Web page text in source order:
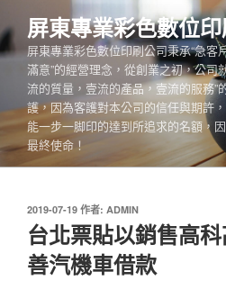
至
主
容
屏東專業彩色數位
屏東專業彩色數位印刷公司秉承“急客
滿意”的經營理念，從創業之初，公司
流的質量，壹流的產品，壹流的服務”
護，因為客護對本公司的信任與期許
能一步一脚印的達到所追求的名額，
最終使命！
發
佈
於
2019-07-19 作者: ADMIN
台北票貼以銷售高
善汽機車借款